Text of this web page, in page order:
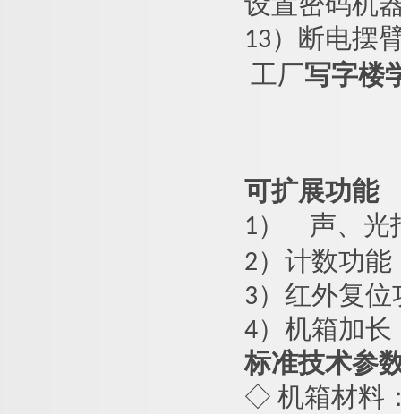
设置密码机
13）断电摆
工厂 写字楼
可扩展功能
1）
声、光
2）计数功能
3）红外复位
4）机箱加长
标准技术参
◇ 机箱材料